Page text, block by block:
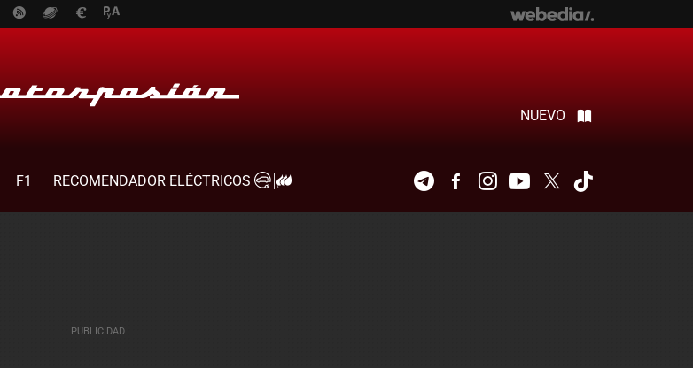
NUEVO
F1
RECOMENDADOR ELÉCTRICOS
TelegramFacebookInstagramYoutubeTwitter